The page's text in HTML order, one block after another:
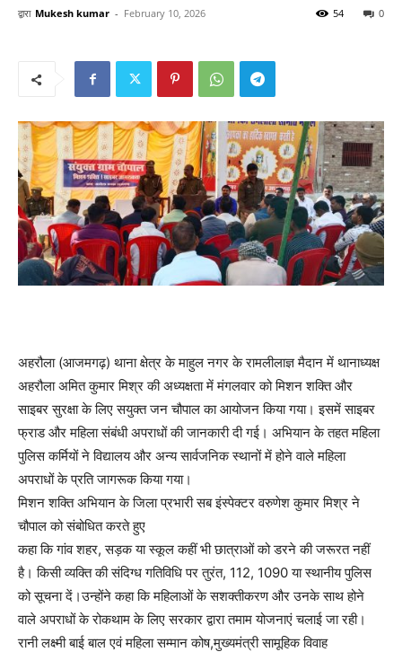
द्वारा Mukesh kumar - February 10, 2026 0
54
अहरौला (आजमगढ़) थाना क्षेत्र के माहुल नगर के रामलीलाज्ञ मैदान में थानाध्यक्ष
अहरौला अमित कुमार मिश्र की अध्यक्षता में मंगलवार को मिशन शक्ति और
साइबर सुरक्षा के लिए सयुक्त जन चौपाल का आयोजन किया गया। इसमें साइबर
फ्राड और महिला संबंधी अपराधों की जानकारी दी गई। अभियान के तहत महिला
पुलिस कर्मियों ने विद्यालय और अन्य सार्वजनिक स्थानों में होने वाले महिला
अपराधों के प्रति जागरूक किया गया।
मिशन शक्ति अभियान के जिला प्रभारी सब इंस्पेक्टर वरुणेश कुमार मिश्र ने
चौपाल को संबोधित करते हुए
कहा कि गांव शहर, सड़क या स्कूल कहीं भी छात्राओं को डरने की जरूरत नहीं
है। किसी व्यक्ति की संदिग्ध गतिविधि पर तुरंत, 112, 1090 या स्थानीय पुलिस
को सूचना दें।उन्होंने कहा कि महिलाओं के सशक्तीकरण और उनके साथ होने
वाले अपराधों के रोकथाम के लिए सरकार द्वारा तमाम योजनाएं चलाई जा रही।
रानी लक्ष्मी बाई बाल एवं महिला सम्मान कोष,मुख्यमंत्री सामूहिक विवाह